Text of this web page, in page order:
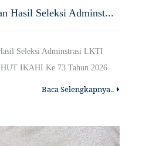
Hasil Seleksi Adminst...
Seleksi Adminstrasi LKTI
HUT IKAHI Ke 73 Tahun 2026
Baca Selengkapnya..